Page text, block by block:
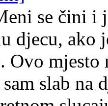
se čini i
djecu, ako
Ovo
sam slab na